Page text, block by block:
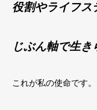
役割やライフス
じぶん軸で生
これが私の使命です。